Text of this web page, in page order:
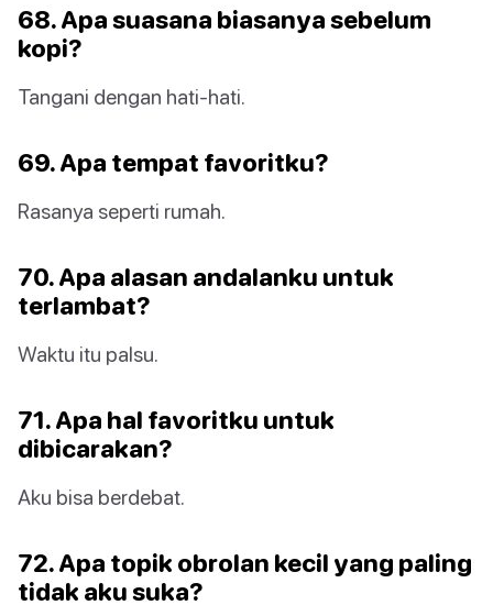
68. Apa suasana biasanya sebelum
kopi?
Tangani dengan hati-hati.
69. Apa tempat favoritku?
Rasanya seperti rumah.
70. Apa alasan andalanku untuk
terlambat?
Waktu itu palsu.
71. Apa hal favoritku untuk
dibicarakan?
Aku bisa berdebat.
72. Apa topik obrolan kecil yang paling
tidak aku suka?